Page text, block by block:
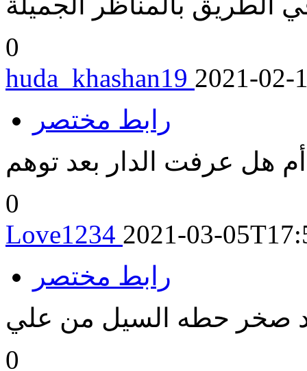
0
huda_khashan19 2021-02-
رابط مختصر
هل عرفت الدار بعد توهم
0
Love1234 2021-03-
رابط مختصر
صخر حطه السيل من علي
0